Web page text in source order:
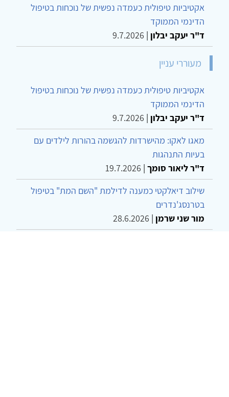
אקטיביות טיפולית כעמדה נפשית של נוכחות בטיפול
הדינמי הממוקד
ד"ר יעקב יבלון |
9.7.2026
מעוררי עניין
אקטיביות טיפולית כעמדה נפשית של נוכחות בטיפול
הדינמי הממוקד
ד"ר יעקב יבלון |
9.7.2026
מאגו לאקו: מהישרדות להגשמה בהורות לילדים עם
בעיות התנהגות
ד"ר ליאור סומך |
19.7.2026
שילוב דיאלקטי כמענה לדילמת "השם המת" בטיפול
בטרנסג'נדרים
מור שני שרמן |
28.6.2026